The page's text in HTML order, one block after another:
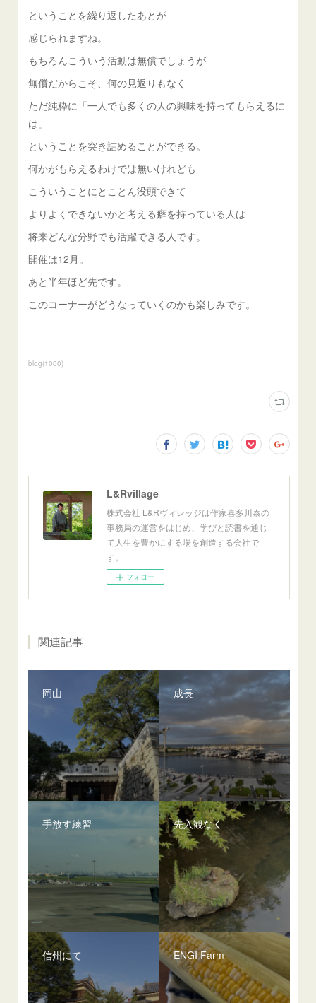
ということを繰り返したあとが
感じられますね。
もちろんこういう活動は無償でしょうが
無償だからこそ、何の見返りもなく
ただ純粋に「一人でも多くの人の興味を持ってもらえるに
は」
ということを突き詰めることができる。
何かがもらえるわけでは無いけれども
こういうことにとことん没頭できて
よりよくできないかと考える癖を持っている人は
将来どんな分野でも活躍できる人です。
開催は12月。
あと半年ほど先です。
このコーナーがどうなっていくのかも楽しみです。
blog(1000)
L&Rvillage
株式会社 L&Rヴィレッジは作家喜多川泰の
事務局の運営をはじめ、学びと読書を通じ
て人生を豊かにする場を創造する会社で
す。
フォロー
関連記事
岡山 成長
手放す練習 先入観なく
信州にて ENGI Farm